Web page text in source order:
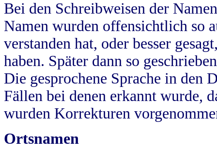
Bei den Schreibweisen der
Namen wurden offensichtlich so
verstanden hat, oder besser
haben. Später dann so
Die gesprochene Sprache in
Fällen bei denen erkannt wurde,
wurden Korrekturen
Ortsnamen